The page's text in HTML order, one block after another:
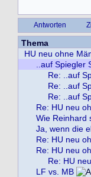
Antworten
Thema
HU neu ohne
..auf Spiegler
Re: ..auf
Re: ..auf
Re: ..auf
Re: HU neu
Wie Reinhard
Ja, wenn die
Re: HU neu
Re: HU neu
Re: HU
LF vs. MB